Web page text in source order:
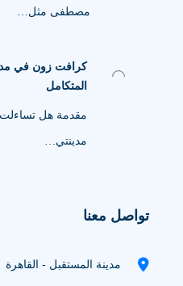
مصطفى مثل…
كرافت زون في
المتكامل
مقدمة هل
مدينتي…
تواصل معنا
مدينة المستقبل - القاهرة